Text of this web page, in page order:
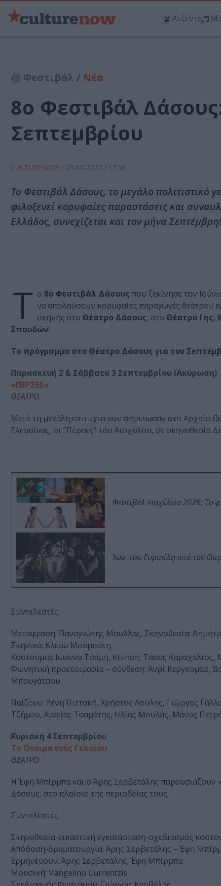
Ατζέντα
Φεστιβάλ / Νέα
8o Φεστιβάλ
Σεπτεμβρίου
CULTURENOW / 23-08-2022 / 17:36
Το Φεστιβάλ Δάσους, το μεγάλο πολιτιστικό
φιλοξενεί κορυφαίες παραστάσεις και
Ελλάδος, συνεχίζεται και τον μήνα Σεπτέμβρη!
Τ ο 8o Φεστιβάλ Δάσους που ξεκίνησε τον
να απολαύσουν κορυφαίες παραγωγές θεάτρου
σκηνής στο Θέατρο Δάσους, στο Θέατρο Γης,
Σπουδών!
Το πρόγραμμα στο Θέατρο Δάσους για τον
Παρασκευή 2 & Σάββατο 3 Σεπτεμβρίου (Ακύρωση)
«ΠΕΡΣΕΣ»
ΘΕΑΤΡΟ
Μετά τη μεγάλη επιτυχία που σημείωσαν στο Αρχαίο
Ελευσίνας, οι “Πέρσες” του Αισχύλου, σε
Φεστιβάλ Αισχύλεια 2026: Το
Ίων, του Ευριπίδη από τον
Συντελεστές
Μετάφραση: Παναγιώτης Μουλλάς, Σκηνοθεσία:
Σκηνικό: Κλειώ Μπομπότη
Κοστούμια: Ιωάννα Τσάμη, Κίνηση: Τάσος Καραχάλιος,
Φωνητική προετοιμασία – σύνθεση: Ανρί
Μπουγάτσου
Παίζουν: Ρένη Πιττακή, Χρήστος Λούλης, Γιώργος
Τζήμου, Αινείας Τσαμάτης, Ηλίας Μουλάς, Μάνος
Κυριακή 4 Σεπτεμβρίου
Το Όνειρο ενός Γελοίου
ΘΕΑΤΡΟ
Η Έφη Μπίρμπα και ο Άρης Σερβετάλης παρουσιάζουν
Δάσους, στο πλαίσιο της περιοδείας τους.
Συντελεστές
Σκηνοθεσία-εικαστική εγκατάσταση-σχεδιασμός
Απόδοση-δραματουργία: Άρης Σερβετάλης – Έφη
Ερμηνεύουν: Άρης Σερβετάλης, Έφη Μπίρμπα
Μουσική: Vangelino Currentzis